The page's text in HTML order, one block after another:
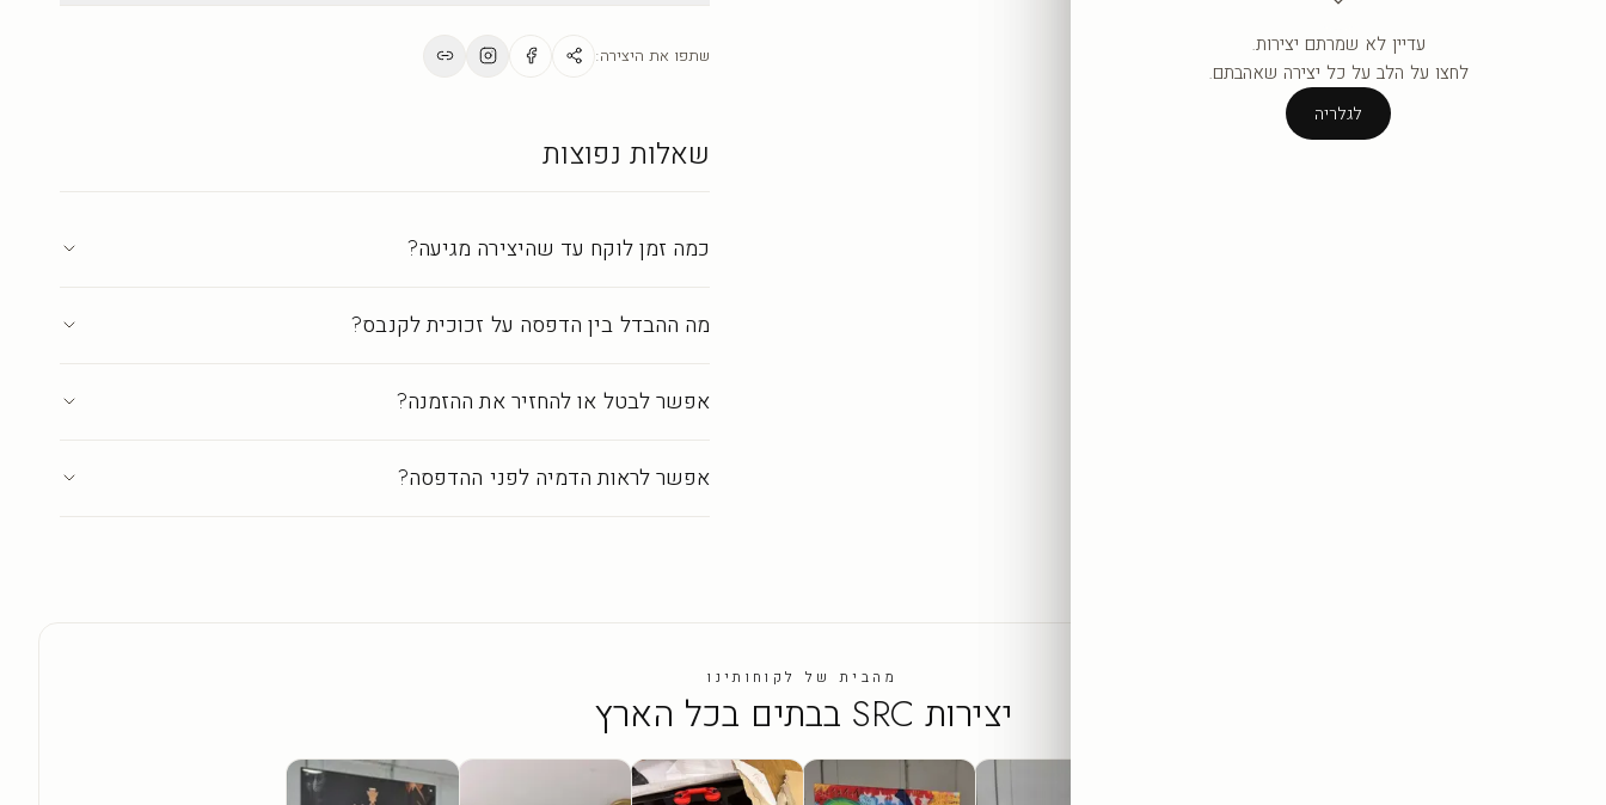
כל יצירה מודפסת ומעובדת בישראל ברמת גלריה
מראה מושלם לאורך שנים.
שתפו את היצירה:
שאלות נפוצות
כמה זמן לוקח עד שהיצירה מגיעה?
מה ההבדל בין הדפסה על זכוכית לקנבס?
אפשר לבטל או להחזיר את ההזמנה?
אפשר לראות הדמיה לפני ההדפסה?
מהבית של לקוחותינו
יצירות SRC בבתים בכל הארץ
העגלה ריקה עדיין.
עדיין לא שמרתם יצירות.
לחצו על הלב על כל יצירה שאהבתם.
לגלריה